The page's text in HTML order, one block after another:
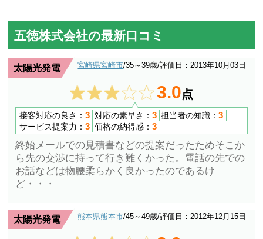
五徳株式会社の最新口コミ
太陽光発電 宮崎県宮崎市/35～39歳/評価日：2013年10月03日
3.0点
接客対応の良さ： 3 対応の素早さ： 3 担当者の知識：3
サービス提案力： 3 価格の納得感： 3
終始メールでの見積書などの提案だったためそこか
ら先の交渉に持って行き難くかった。電話の先での
お話などは物腰柔らかく良かったのであるけ
ど・・・
太陽光発電 熊本県熊本市/45～49歳/評価日：2012年12月15日